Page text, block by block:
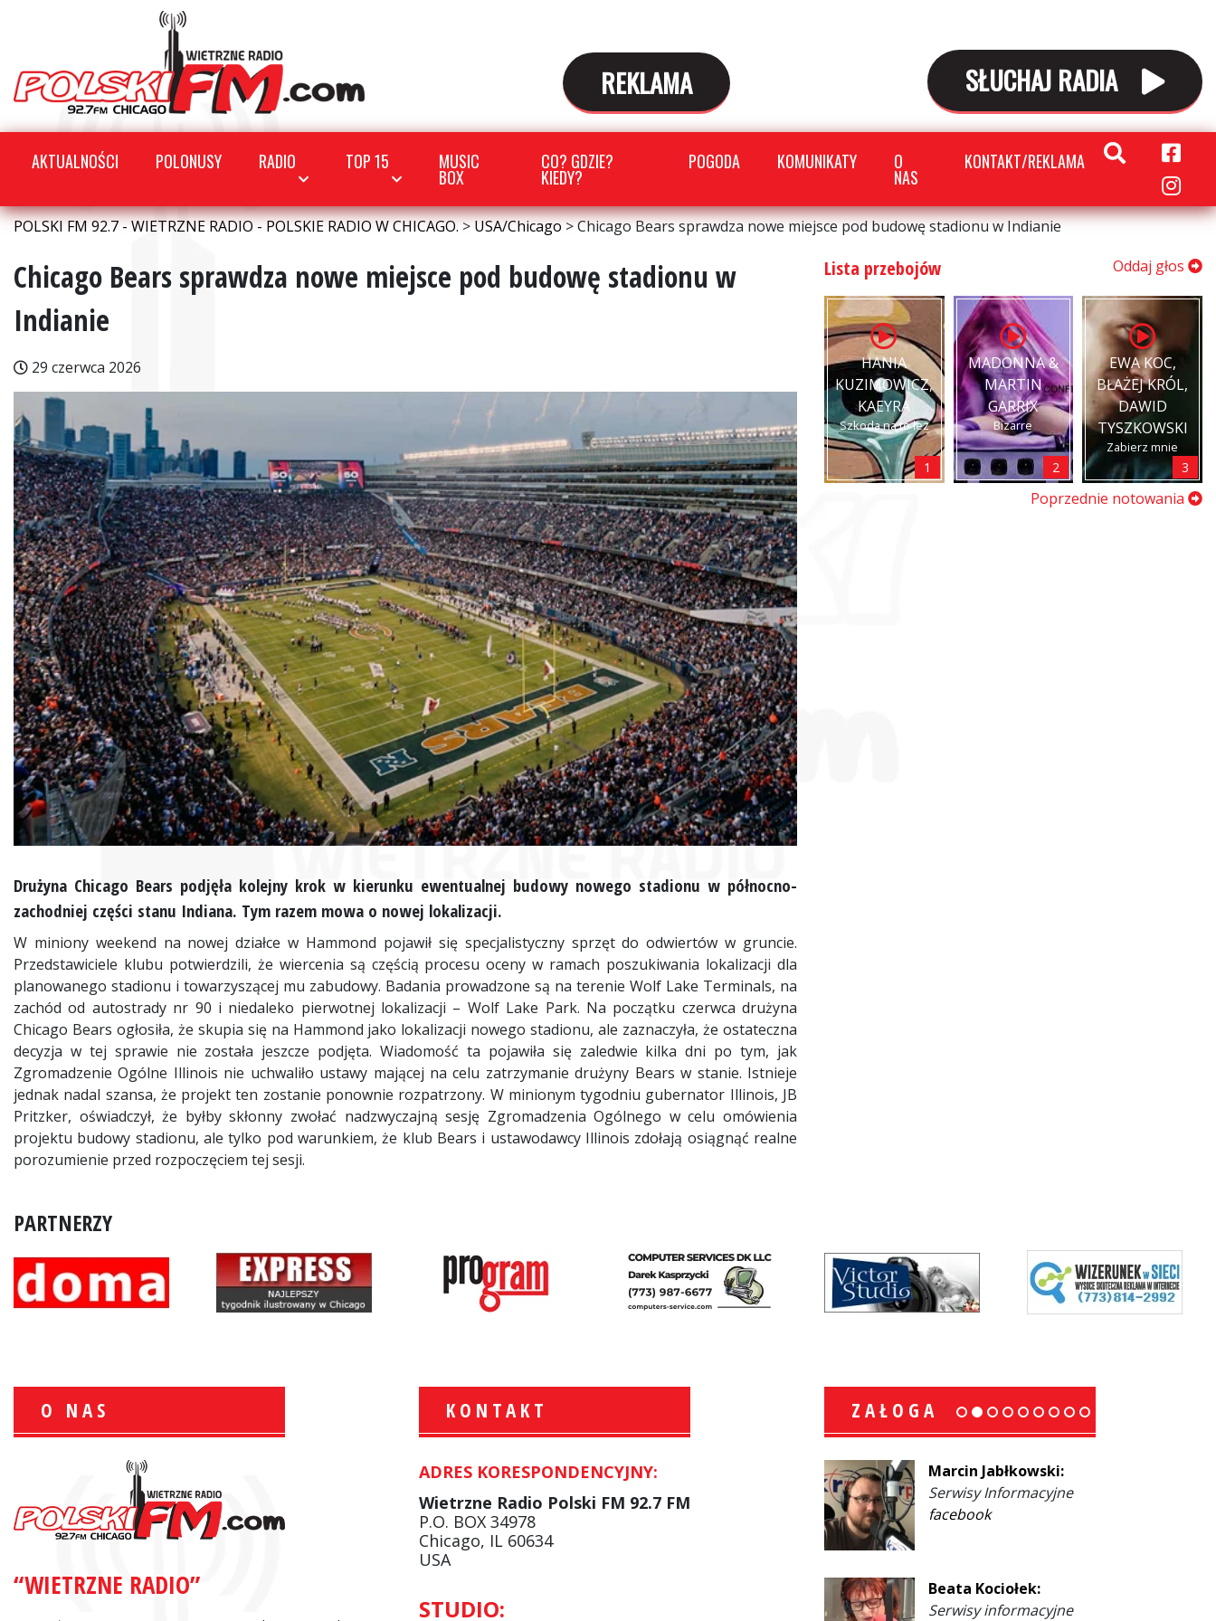
REKLAMA SŁUCHAJ RADIA
AKTUALNOŚCI POLONUSY RADIO TOP 15 MUSIC
BOX
CO? GDZIE?
KIEDY?
POGODA KOMUNIKATY O
NAS
KONTAKT/REKLAMA
POLSKI FM 92.7 - WIETRZNE RADIO - POLSKIE RADIO W CHICAGO.>USA/Chicago>Chicago Bears sprawdza nowe miejsce pod budowę stadionu w Indianie
Chicago Bears sprawdza nowe miejsce pod budowę stadionu w
Indianie
29 czerwca 2026
Drużyna Chicago Bears podjęła kolejny krok w kierunku ewentualnej budowy nowego stadionu w północno-
zachodniej części stanu Indiana. Tym razem mowa o nowej lokalizacji.
W miniony weekend na nowej działce w Hammond pojawił się specjalistyczny sprzęt do odwiertów w gruncie.
Przedstawiciele klubu potwierdzili, że wiercenia są częścią procesu oceny w ramach poszukiwania lokalizacji dla
planowanego stadionu i towarzyszącej mu zabudowy. Badania prowadzone są na terenie Wolf Lake Terminals, na
zachód od autostrady nr 90 i niedaleko pierwotnej lokalizacji – Wolf Lake Park. Na początku czerwca drużyna
Chicago Bears ogłosiła, że skupia się na Hammond jako lokalizacji nowego stadionu, ale zaznaczyła, że ostateczna
decyzja w tej sprawie nie została jeszcze podjęta. Wiadomość ta pojawiła się zaledwie kilka dni po tym, jak
Zgromadzenie Ogólne Illinois nie uchwaliło ustawy mającej na celu zatrzymanie drużyny Bears w stanie. Istnieje
jednak nadal szansa, że projekt ten zostanie ponownie rozpatrzony. W minionym tygodniu gubernator Illinois, JB
Pritzker, oświadczył, że byłby skłonny zwołać nadzwyczajną sesję Zgromadzenia Ogólnego w celu omówienia
projektu budowy stadionu, ale tylko pod warunkiem, że klub Bears i ustawodawcy Illinois zdołają osiągnąć realne
porozumienie przed rozpoczęciem tej sesji.
Lista przebojów Oddaj głos
HANIA
KUZIMOWICZ,
KAEYRA
Szkoda na to łez
1
MADONNA &
MARTIN
GARRIX
Bizarre
2
EWA KOC,
BŁAŻEJ KRÓL,
DAWID
TYSZKOWSKI
Zabierz mnie
3
Poprzednie notowania
PARTNERZY
O NAS
“WIETRZNE RADIO”
KONTAKT
ADRES KORESPONDENCYJNY:
Wietrzne Radio Polski FM 92.7 FM
P.O. BOX 34978
Chicago, IL 60634
USA
STUDIO:
ZAŁOGA
Informacje Giełdowe
Krzysztof Wawer:
Komentator
facebook
Marcin Jabłkowski:
Serwisy Informacyjne
facebook
Beata Kociołek:
Serwisy informacyjne